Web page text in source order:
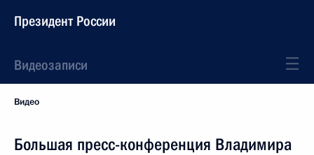
Президент России
Видеозаписи
Видео
Большая пресс-конференция Владимира